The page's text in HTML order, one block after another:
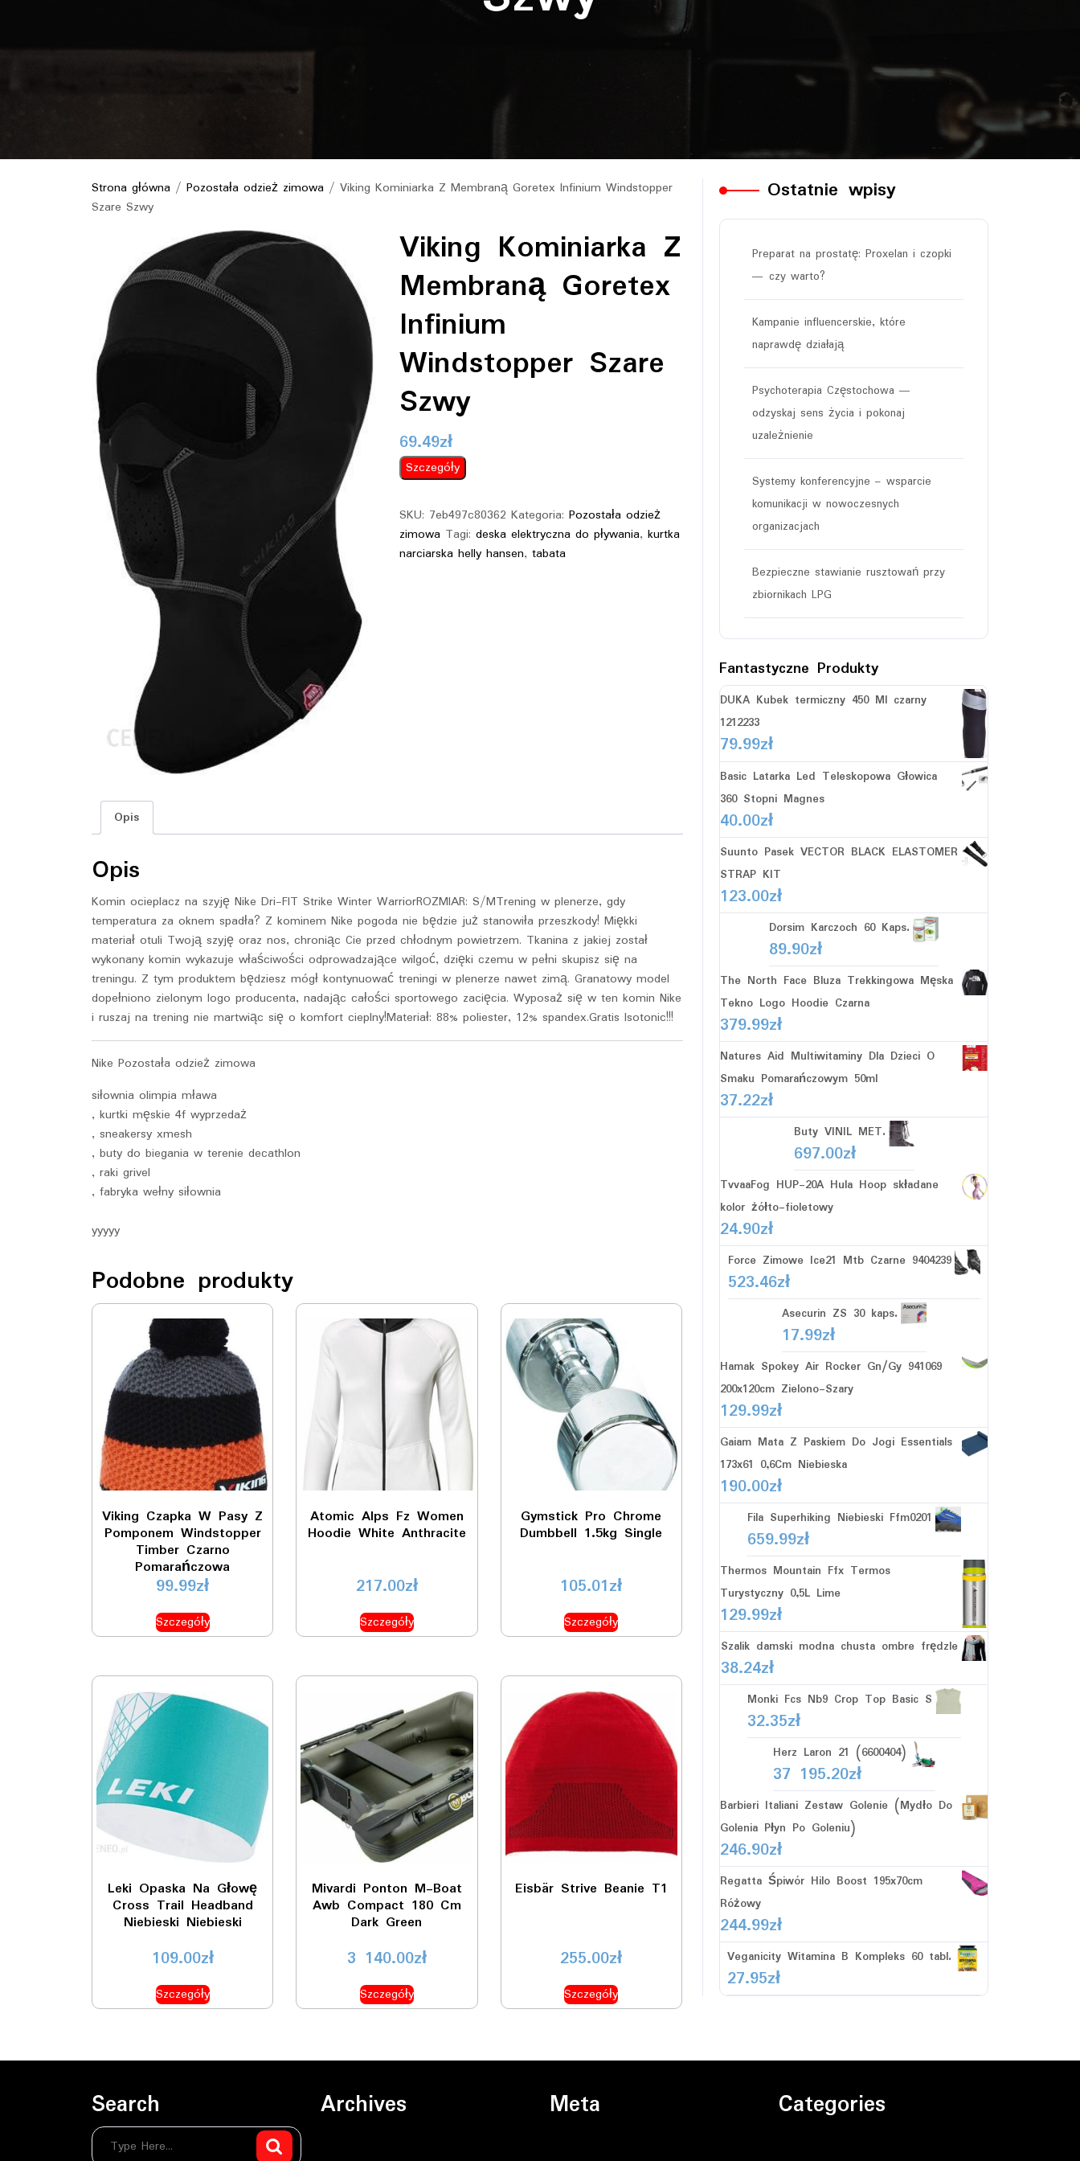
Strona główna / Pozostała odzież zimowa / Viking Kominiarka Z Membraną Goretex Infinium Windstopper
Szare Szwy
Viking Kominiarka Z
Membraną Goretex
Infinium
Windstopper Szare
Szwy
69.49zł
Szczegóły
SKU: 7eb497c80362 Kategoria: Pozostała odzież
zimowa Tagi: deska elektryczna do pływania, kurtka
narciarska helly hansen, tabata
Opis
Opis
Komin ocieplacz na szyję Nike Dri-FIT Strike Winter WarriorROZMIAR: S/MTrening w plenerze, gdy
temperatura za oknem spadła? Z kominem Nike pogoda nie będzie już stanowiła przeszkody! Miękki
materiał otuli Twoją szyję oraz nos, chroniąc Cie przed chłodnym powietrzem. Tkanina z jakiej został
wykonany komin wykazuje właściwości odprowadzające wilgoć, dzięki czemu w pełni skupisz się na
treningu. Z tym produktem będziesz mógł kontynuować treningi w plenerze nawet zimą. Granatowy model
dopełniono zielonym logo producenta, nadając całości sportowego zacięcia. Wyposaż się w ten komin Nike
i ruszaj na trening nie martwiąc się o komfort cieplny!Materiał: 88% poliester, 12% spandex.Gratis Isotonic!!!
Nike Pozostała odzież zimowa
siłownia olimpia mława
, kurtki męskie 4f wyprzedaż
, sneakersy xmesh
, buty do biegania w terenie decathlon
, raki grivel
, fabryka wełny siłownia
yyyyy
Podobne produkty
Viking Czapka W Pasy Z
Pomponem Windstopper
Timber Czarno
Pomarańczowa
99.99zł
Szczegóły
Atomic Alps Fz Women
Hoodie White Anthracite
217.00zł
Szczegóły
Gymstick Pro Chrome
Dumbbell 1.5kg Single
105.01zł
Szczegóły
Leki Opaska Na Głowę
Cross Trail Headband
Niebieski Niebieski
109.00zł
Szczegóły
Mivardi Ponton M-Boat
Awb Compact 180 Cm
Dark Green
3 140.00zł
Szczegóły
Eisbär Strive Beanie T1
255.00zł
Szczegóły
Ostatnie wpisy
Preparat na prostatę: Proxelan i czopki
— czy warto?
Kampanie influencerskie, które
naprawdę działają
Psychoterapia Częstochowa —
odzyskaj sens życia i pokonaj
uzależnienie
Systemy konferencyjne – wsparcie
komunikacji w nowoczesnych
organizacjach
Bezpieczne stawianie rusztowań przy
zbiornikach LPG
Fantastyczne Produkty
DUKA Kubek termiczny 450 Ml czarny
1212233
79.99zł
Basic Latarka Led Teleskopowa Głowica
360 Stopni Magnes
40.00zł
Suunto Pasek VECTOR BLACK ELASTOMER
STRAP KIT
123.00zł
Dorsim Karczoch 60 Kaps.
89.90zł
The North Face Bluza Trekkingowa Męska
Tekno Logo Hoodie Czarna
379.99zł
Natures Aid Multiwitaminy Dla Dzieci O
Smaku Pomarańczowym 50ml
37.22zł
Buty VINIL MET.
697.00zł
TvvaaFog HUP-20A Hula Hoop składane
kolor żółto-fioletowy
24.90zł
Force Zimowe Ice21 Mtb Czarne 9404239
523.46zł
Asecurin ZS 30 kaps.
17.99zł
Hamak Spokey Air Rocker Gn/Gy 941069
200x120cm Zielono-Szary
129.99zł
Gaiam Mata Z Paskiem Do Jogi Essentials
173x61 0,6Cm Niebieska
190.00zł
Fila Superhiking Niebieski Ffm0201
659.99zł
Thermos Mountain Ffx Termos
Turystyczny 0,5L Lime
129.99zł
Szalik damski modna chusta ombre frędzle
38.24zł
Monki Fcs Nb9 Crop Top Basic S
32.35zł
Herz Laron 21 (6600404)
37 195.20zł
Barbieri Italiani Zestaw Golenie (Mydło Do
Golenia Płyn Po Goleniu)
246.90zł
Regatta Śpiwór Hilo Boost 195x70cm
Różowy
244.99zł
Veganicity Witamina B Kompleks 60 tabl.
27.95zł
Search Archives Meta Categories